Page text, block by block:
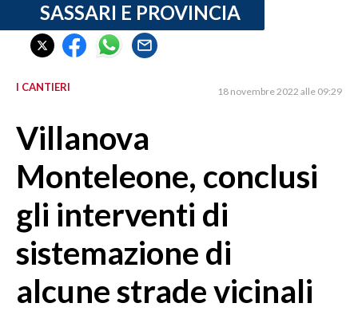
CRONACA SARDEGNA
CAGLIARI
SULCIS IGLESIENTE
ORISTANO E PROVINCIA
GALLURA
NUORO E PROVINCIA
OGLIASTRA
AGENDA
CRONACA
SASSARI E PROVINCIA
I CANTIERI 18 novembre 2022 alle 09:29
Villanova
Monteleone, conclusi
gli interventi di
sistemazione di
alcune strade vicinali